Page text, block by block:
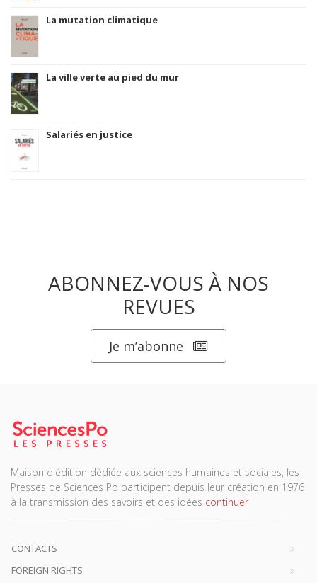
La mutation climatique
La ville verte au pied du mur
Salariés en justice
ABONNEZ-VOUS À NOS
REVUES
Je m’abonne
Maison d'édition dédiée aux sciences humaines et sociales, les
Presses de Sciences Po participent depuis leur création en 1976
à la transmission des savoirs et des idées continuer
CONTACTS
FOREIGN RIGHTS